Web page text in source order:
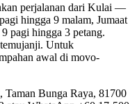
perjalanan dari Kulai —
hingga 9 malam, Jumaat
pagi hingga 3 petang.
Untuk
awal di movo-
Bunga Raya, 81700